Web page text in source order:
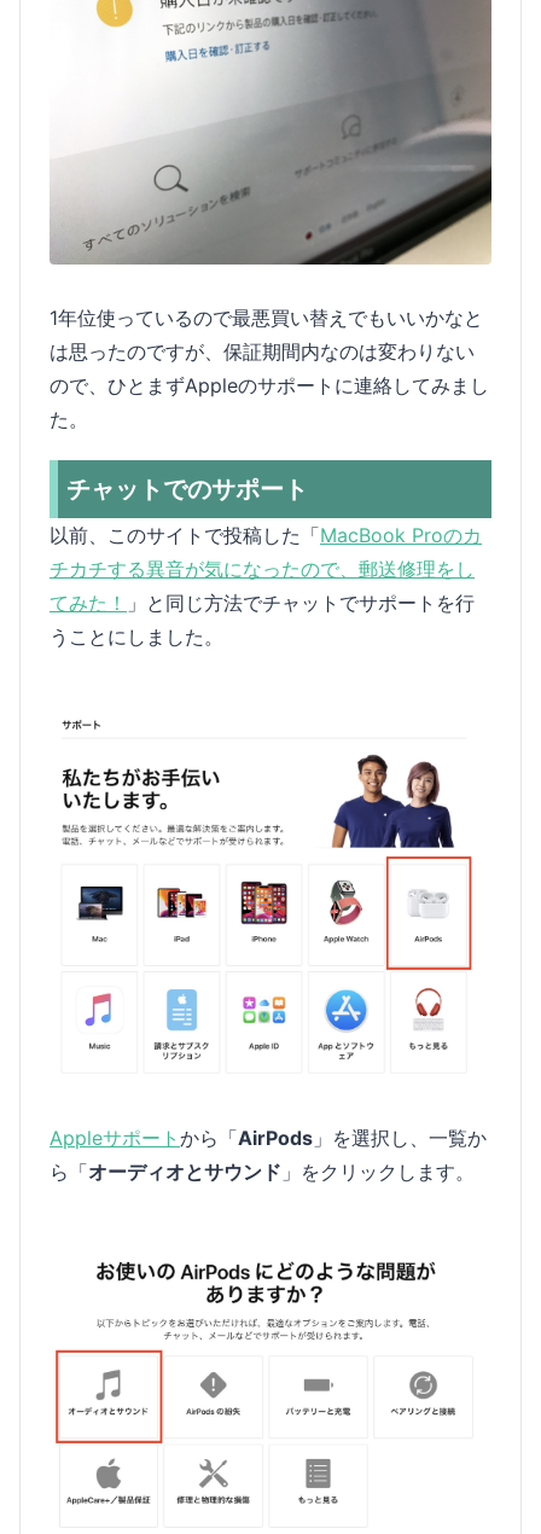
1年位使っているので最悪買い替えでもいいかなと
は思ったのですが、保証期間内なのは変わりない
ので、ひとまずAppleのサポートに連絡してみまし
た。
チャットでのサポート
以前、このサイトで投稿した「MacBook Proのカ
チカチする異音が気になったので、郵送修理をし
てみた！
」と同じ方法でチャットでサポートを行
うことにしました。
Appleサポート から「AirPods 」を選択し、一覧か
ら「オーディオとサウンド 」をクリックします。